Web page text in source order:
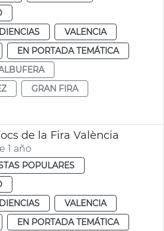
VALENCIA
EN PORTADA TEMÁTICA
GRAN FIRA
de la Fira València
1 año
POPULARES
VALENCIA
EN PORTADA TEMÁTICA